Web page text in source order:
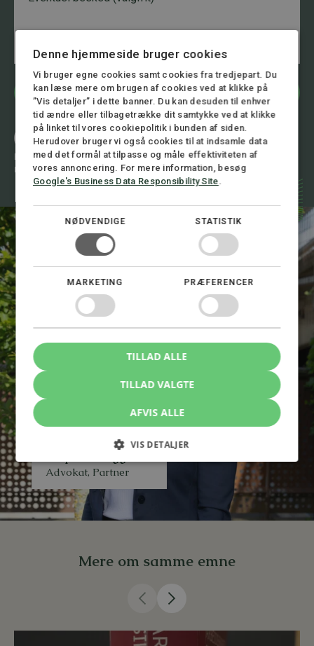
u
e
N
n
m
r
e
Bliv kontaktet
Ring 8.00 - 16.00
+45 72 30 12 05
Eller skriv til os 24/7
mail@stormadvokatfirma.dk
Advokat, Partner
Mere om samme emne
Denne hjemmeside bruger cookies
Vi bruger egne cookies samt cookies fra tredjepart. Du
kan læse mere om brugen af cookies ved at klikke på
”Vis detaljer” i dette banner. Du kan desuden til enhver
tid ændre eller tilbagetrække dit samtykke ved at klikke
på linket til vores cookiepolitik i bunden af siden.
Herudover bruger vi også cookies til at indsamle data
med det formål at tilpasse og måle effektiviteten af
vores annoncering. For mere information, besøg
Google's Business Data Responsibility Site.
NØDVENDIGE STATISTIK
MARKETING PRÆFERENCER
TILLAD VALGTE
TILLAD ALLE
AFVIS ALLE
VIS DETALJER